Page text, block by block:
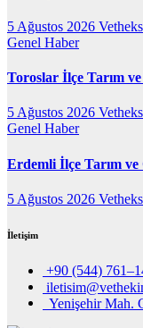
5 Ağustos 2026
Genel Haber
Toroslar İlçe Tarım
5 Ağustos 2026
Genel Haber
Erdemli İlçe Tarım
5 Ağustos 2026
İletişim
+90 (544)
Yenişehir Mah.